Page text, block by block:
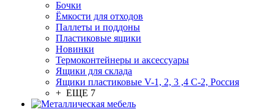
Бочки
Ёмкости для отходов
Паллеты и поддоны
Пластиковые ящики
Новинки
Термоконтейнеры и аксессуары
Ящики для склада
Ящики пластиковые V-1, 2, 3 ,4 С-2, Россия
+ ЕЩЕ 7